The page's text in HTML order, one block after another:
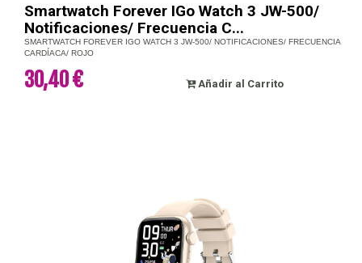
Smartwatch Forever IGo Watch 3 JW-500/
Notificaciones/ Frecuencia C...
SMARTWATCH FOREVER IGO WATCH 3 JW-500/ NOTIFICACIONES/ FRECUENCIA
CARDÍACA/ ROJO
30,40 € Añadir al Carrito